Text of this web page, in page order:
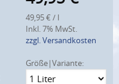
49,95 € / l
Inkl. 7% MwSt.
zzgl. Versandkosten
Größe|Variante: